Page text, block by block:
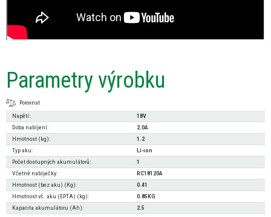
Parametry výrobku
Porovnat
Napětí:
18V
Doba nabíjení:
2.0A
Hmotnost (kg):
1.2
Typ aku:
Li-ion
Počet dostupných akumulátorů:
1
Včetně nabíječky:
RC18120A
Hmotnost (bez aku) (Kg):
0.41
Hmotnost vč. aku (EPTA) (kg):
0.85KG
Kapacita akumulátoru (Ah):
2.5